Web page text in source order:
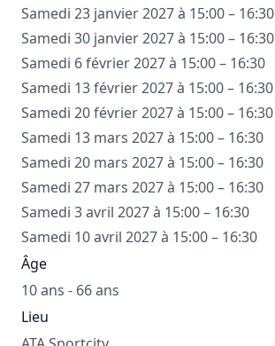
Samedi 23 janvier 2027 à 15:00 – 16:30
Samedi 30 janvier 2027 à 15:00 – 16:30
Samedi 6 février 2027 à 15:00 – 16:30
Samedi 13 février 2027 à 15:00 – 16:30
Samedi 20 février 2027 à 15:00 – 16:30
Samedi 13 mars 2027 à 15:00 – 16:30
Samedi 20 mars 2027 à 15:00 – 16:30
Samedi 27 mars 2027 à 15:00 – 16:30
Samedi 3 avril 2027 à 15:00 – 16:30
Samedi 10 avril 2027 à 15:00 – 16:30
Âge
10 ans - 66 ans
Lieu